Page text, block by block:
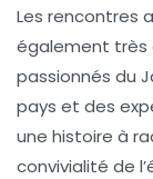
Les rencontres
également très
passionnés du
pays et des
une histoire à
convivialité de